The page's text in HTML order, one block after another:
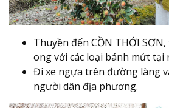
Thuyền đến CỒN THỚI
ong với các loại bánh mứt tại
Đi xe ngựa trên đường làng
người dân địa phương.